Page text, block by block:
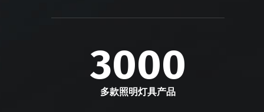
3000
多款照明灯具产品